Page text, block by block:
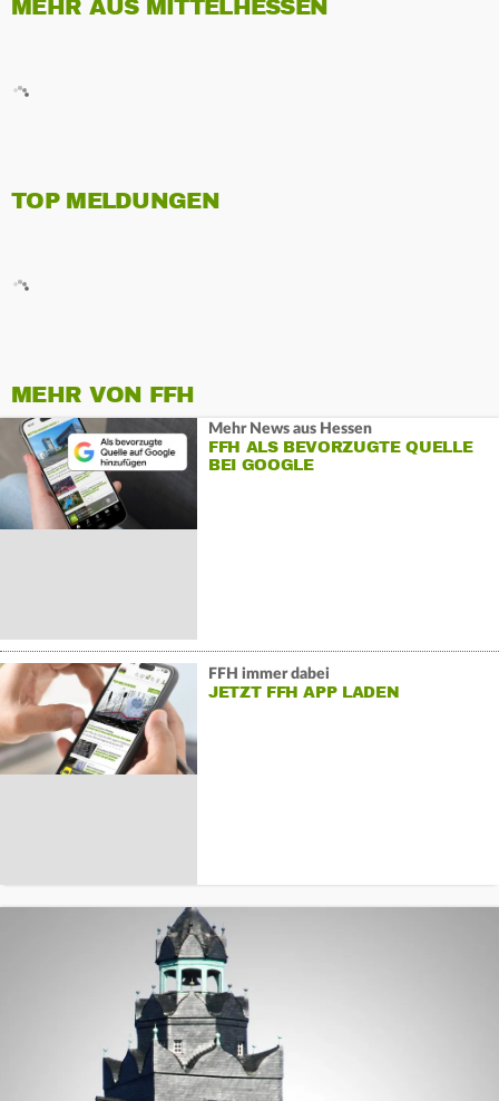
MEHR AUS MITTELHESSEN
TOP MELDUNGEN
MEHR VON FFH
Mehr News aus Hessen
FFH ALS BEVORZUGTE QUELLE
BEI GOOGLE
FFH immer dabei
JETZT FFH APP LADEN